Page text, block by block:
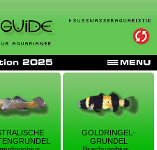
GOLDRINGEL-
GRUNDEL